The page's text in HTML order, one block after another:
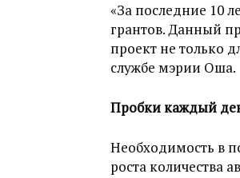
«За последние 10
грантов. Данный
проект не только
службе мэрии Оша.
Пробки каждый
Необходимость в
роста количества